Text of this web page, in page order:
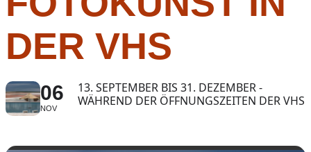
DER VHS
06
NOV
13. SEPTEMBER BIS 31. DEZEMBER -
WÄHREND DER ÖFFNUNGSZEITEN DER VHS